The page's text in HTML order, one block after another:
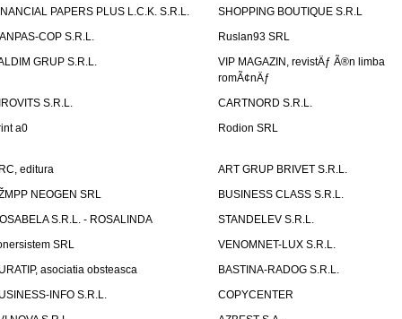
PAPERS PLUS L.C.K. S.R.L.
SHOPPING BOUTIQUE S.R.L
COP S.R.L.
Ruslan93 SRL
GRUP S.R.L.
VIP MAGAZIN, revistÄƒ Ã®n limba
romÃ¢nÄƒ
S.R.L.
CARTNORD S.R.L.
a0
Rodion SRL
editura
ART GRUP BRIVET S.R.L.
NEOGEN SRL
BUSINESS CLASS S.R.L.
S.R.L. - ROSALINDA
STANDELEV S.R.L.
SRL
VENOMNET-LUX S.R.L.
asociatia obsteasca
BASTINA-RADOG S.R.L.
INFO S.R.L.
COPYCENTER